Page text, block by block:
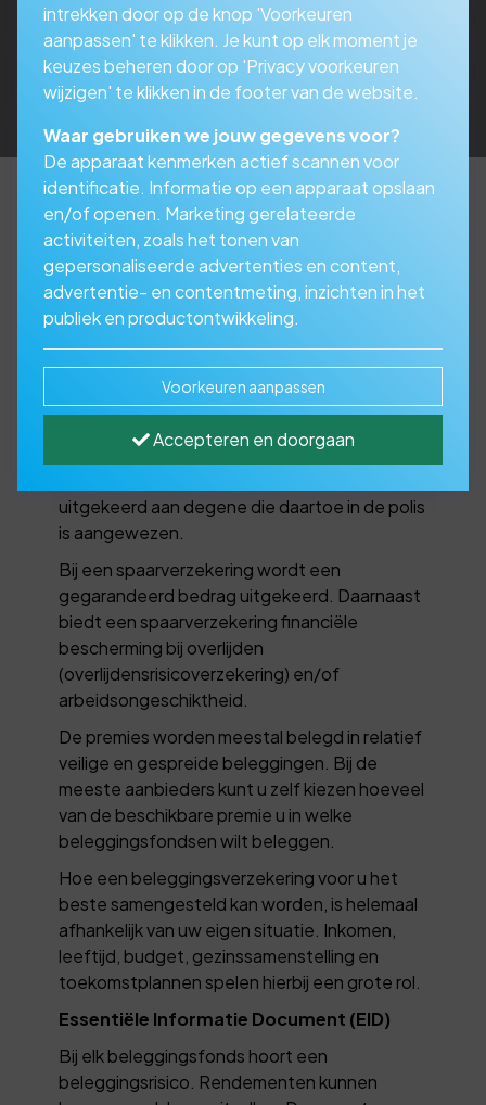
Bekijk de mogelijkheden
van een
spaarverzekering
Een spaarverzekering is een
kapitaalverzekering. Het is een verzekering
waarbij, als de verzekerde op de einddatum
uitgekeerd aan degene die daartoe in de polis
is aangewezen.
Bij een spaarverzekering wordt een
gegarandeerd bedrag uitgekeerd. Daarnaast
biedt een spaarverzekering financiële
bescherming bij overlijden
(overlijdensrisicoverzekering) en/of
arbeidsongeschiktheid.
De premies worden meestal belegd in relatief
veilige en gespreide beleggingen. Bij de
meeste aanbieders kunt u zelf kiezen hoeveel
van de beschikbare premie u in welke
beleggingsfondsen wilt beleggen.
Hoe een beleggingsverzekering voor u het
beste samengesteld kan worden, is helemaal
afhankelijk van uw eigen situatie. Inkomen,
leeftijd, budget, gezinssamenstelling en
toekomstplannen spelen hierbij een grote rol.
Essentiële Informatie Document (EID)
Bij elk beleggingsfonds hoort een
beleggingsrisico. Rendementen kunnen
intrekken door op de knop 'Voorkeuren
aanpassen' te klikken. Je kunt op elk moment je
keuzes beheren door op 'Privacy voorkeuren
wijzigen' te klikken in de footer van de website.
Waar gebruiken we jouw gegevens voor?
De apparaat kenmerken actief scannen voor
identificatie. Informatie op een apparaat opslaan
en/of openen. Marketing gerelateerde
activiteiten, zoals het tonen van
gepersonaliseerde advertenties en content,
advertentie- en contentmeting, inzichten in het
publiek en productontwikkeling.
Voorkeuren aanpassen
Accepteren en doorgaan